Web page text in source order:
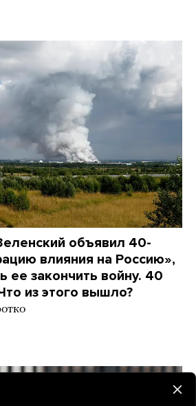
объявил 40-
влияния на Россию»,
ее закончить войну. 40
из этого вышло?